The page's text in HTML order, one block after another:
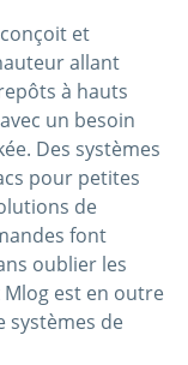
et
allant
à hauts
un besoin
Des systèmes
pour petites
de
font
oublier les
Mlog est en outre
systèmes de